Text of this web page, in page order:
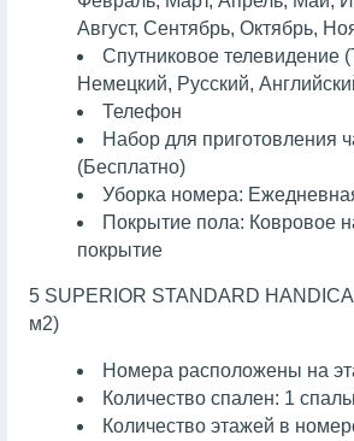
Август, Сентябрь, Октябрь,
Спутниковое телевидение
Немецкий, Русский,
Телефон
Набор для приготовления
(Бесплатно)
Уборка номера:
Покрытие пола: Ковровое
покрытие
5 SUPERIOR STANDARD
м2)
Номера расположены на
Количество спален: 1
Количество этажей в